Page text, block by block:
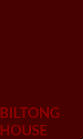
BILTONG
HOUSE